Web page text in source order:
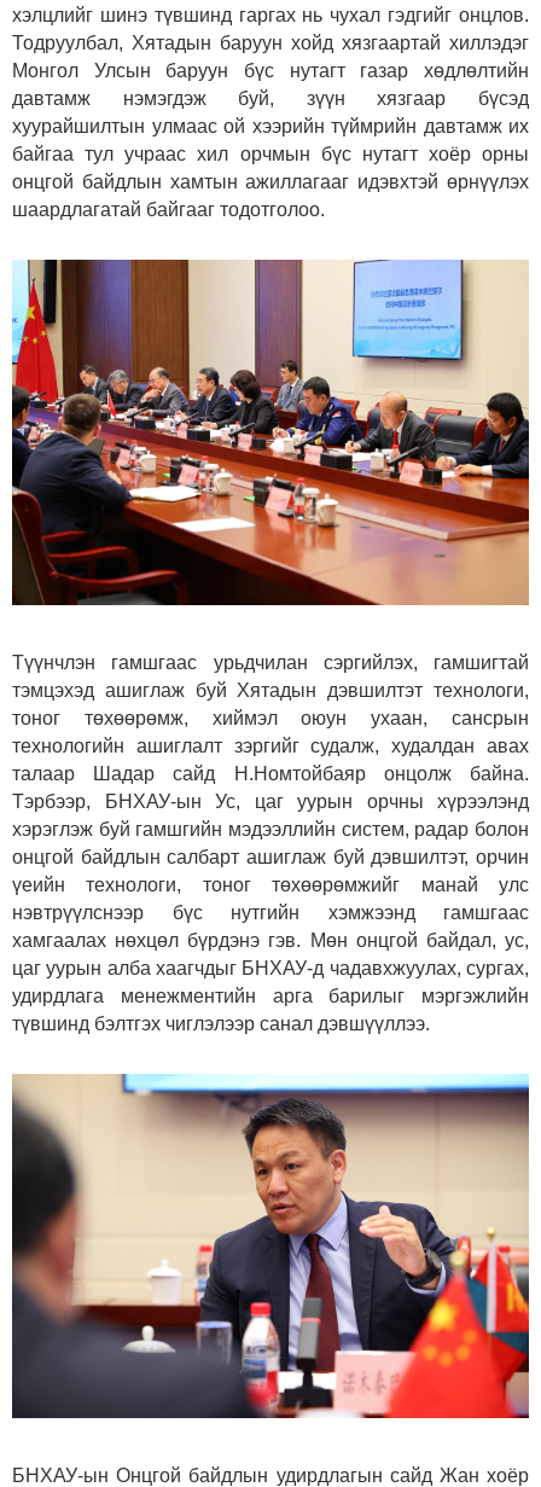
хэлцлийг шинэ түвшинд гаргах нь чухал гэдгийг онцлов.
Тодруулбал, Хятадын баруун хойд хязгаартай хиллэдэг
Монгол Улсын баруун бүс нутагт газар хөдлөлтийн
давтамж нэмэгдэж буй, зүүн хязгаар бүсэд
хуурайшилтын улмаас ой хээрийн түймрийн давтамж их
байгаа тул учраас хил орчмын бүс нутагт хоёр орны
онцгой байдлын хамтын ажиллагааг идэвхтэй өрнүүлэх
шаардлагатай байгааг тодотголоо.
Түүнчлэн гамшгаас урьдчилан сэргийлэх, гамшигтай
тэмцэхэд ашиглаж буй Хятадын дэвшилтэт технологи,
тоног төхөөрөмж, хиймэл оюун ухаан, сансрын
технологийн ашиглалт зэргийг судалж, худалдан авах
талаар Шадар сайд Н.Номтойбаяр онцолж байна.
Тэрбээр, БНХАУ-ын Ус, цаг уурын орчны хүрээлэнд
хэрэглэж буй гамшгийн мэдээллийн систем, радар болон
онцгой байдлын салбарт ашиглаж буй дэвшилтэт, орчин
үеийн технологи, тоног төхөөрөмжийг манай улс
нэвтрүүлснээр бүс нутгийн хэмжээнд гамшгаас
хамгаалах нөхцөл бүрдэнэ гэв. Мөн онцгой байдал, ус,
цаг уурын алба хаагчдыг БНХАУ-д чадавхжуулах, сургах,
удирдлага менежментийн арга барилыг мэргэжлийн
түвшинд бэлтгэх чиглэлээр санал дэвшүүллээ.
БНХАУ-ын Онцгой байдлын удирдлагын сайд Жан хоёр